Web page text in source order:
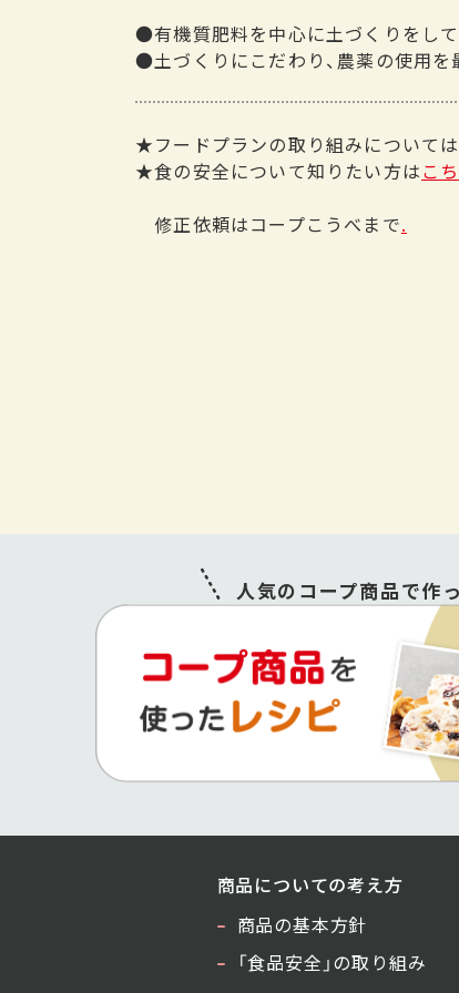
●有機質肥料を中心に土づくりをして
●土づくりにこだわり、農薬の使用を
★フードプランの取り組みについては
★食の安全について知りたい方はこ
修正依頼はコープこうべまで.
人気のコープ商品で作
商品についての考え方
商品の基本方針
「食品安全」の取り組み